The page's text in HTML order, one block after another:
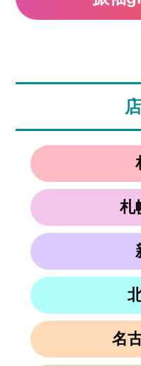
〒003-
北海道
午前10
札
〒063-
北海道
午前10
〒950-
025-
営業時間 午前9時
〒362-
埼玉県
名